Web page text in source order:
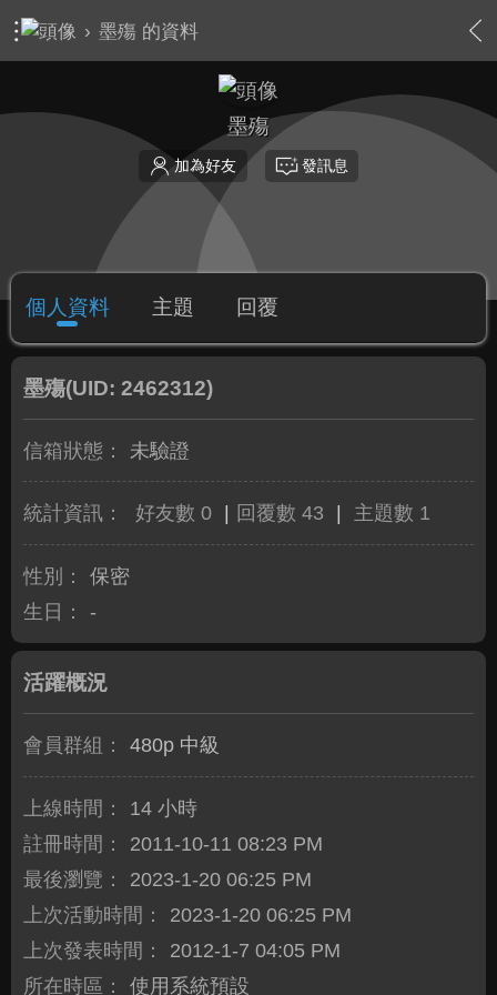
› 墨殤 的資料
墨殤
加為好友 發訊息
個人資料 主題 回覆
墨殤(UID: 2462312)
信箱狀態： 未驗證
統計資訊： 好友數 0 回覆數 43 主題數 1
性別：
保密
生日：
-
活躍概況
會員群組： 480p 中級
上線時間：
14 小時
註冊時間：
2011-10-11 08:23 PM
最後瀏覽：
2023-1-20 06:25 PM
上次活動時間：
2023-1-20 06:25 PM
上次發表時間：
2012-1-7 04:05 PM
所在時區：
使用系統預設